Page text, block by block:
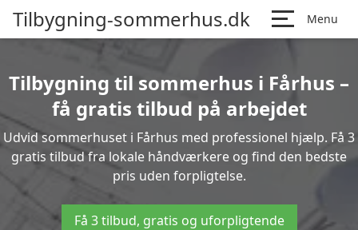
Tilbygning-sommerhus.dk Menu
Tilbygning til sommerhus i Fårhus –
få gratis tilbud på arbejdet
Udvid sommerhuset i Fårhus med professionel hjælp. Få 3
gratis tilbud fra lokale håndværkere og find den bedste
pris uden forpligtelse.
Få 3 tilbud, gratis og uforpligtende